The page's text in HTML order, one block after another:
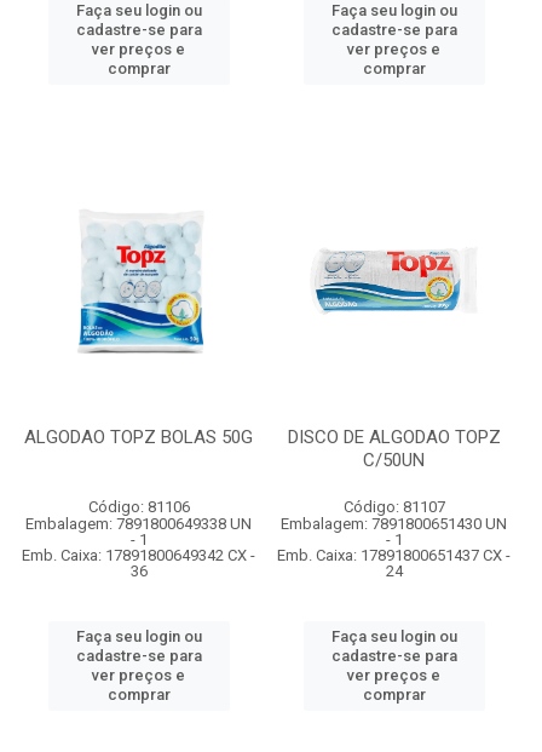
Faça seu login ou
cadastre-se para
ver preços e
comprar
Faça seu login ou
cadastre-se para
ver preços e
comprar
ALGODAO TOPZ BOLAS 50G
Código: 81106
Embalagem: 7891800649338 UN
- 1
Emb. Caixa: 17891800649342 CX -
36
Faça seu login ou
cadastre-se para
ver preços e
comprar
DISCO DE ALGODAO TOPZ
C/50UN
Código: 81107
Embalagem: 7891800651430 UN
- 1
Emb. Caixa: 17891800651437 CX -
24
Faça seu login ou
cadastre-se para
ver preços e
comprar